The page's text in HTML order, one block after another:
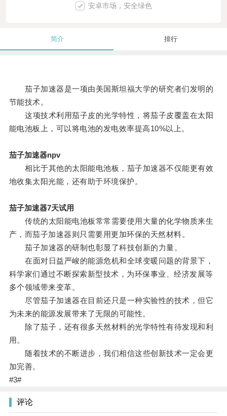
安卓市场，安全绿色
简介 排行
茄子加速器是一项由美国斯坦福大学的研究者们发明的
节能技术。
这项技术利用茄子皮的光学特性，将茄子皮覆盖在太阳
能电池板上，可以将电池的发电效率提高10%以上。
茄子加速器npv
相比于其他的太阳能电池板，茄子加速器不仅能更有效
地收集太阳光能，还有助于环境保护。
茄子加速器7天试用
传统的太阳能电池板常常需要使用大量的化学物质来生
产，而茄子加速器则只需要用更加环保的天然材料。
茄子加速器的研制也彰显了科技创新的力量。
在面对日益严峻的能源危机和全球变暖问题的背景下，
科学家们通过不断探索新型技术，为环保事业、经济发展等
多个领域带来变革。
尽管茄子加速器在目前还只是一种实验性的技术，但它
为未来的能源发展带来了无限的可能性。
除了茄子，还有很多天然材料的光学特性有待发现和利
用。
随着技术的不断进步，我们相信这些创新技术一定会更
加完善。
#3#
评论